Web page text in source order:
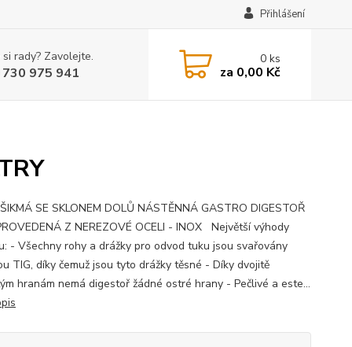
Přihlášení
rady? Zavolejte.
975 941
0ks
za 0,00 Kč
SE SKLONEM DOLŮ NÁSTĚNNÁ GASTRO DIGESTOŘ
Z NEREZOVÉ OCELI - INOX Největší výhody
- Všechny rohy a drážky pro odvod tuku jsou svařovány
TIG, díky čemuž jsou tyto drážky těsné - Díky dvojitě
hranám nemá digestoř žádné ostré hrany - Pečlivé a este...